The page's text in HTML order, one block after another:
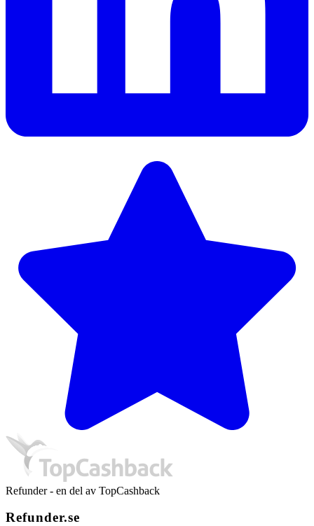
Refunder - en del av TopCashback
Refunder.se